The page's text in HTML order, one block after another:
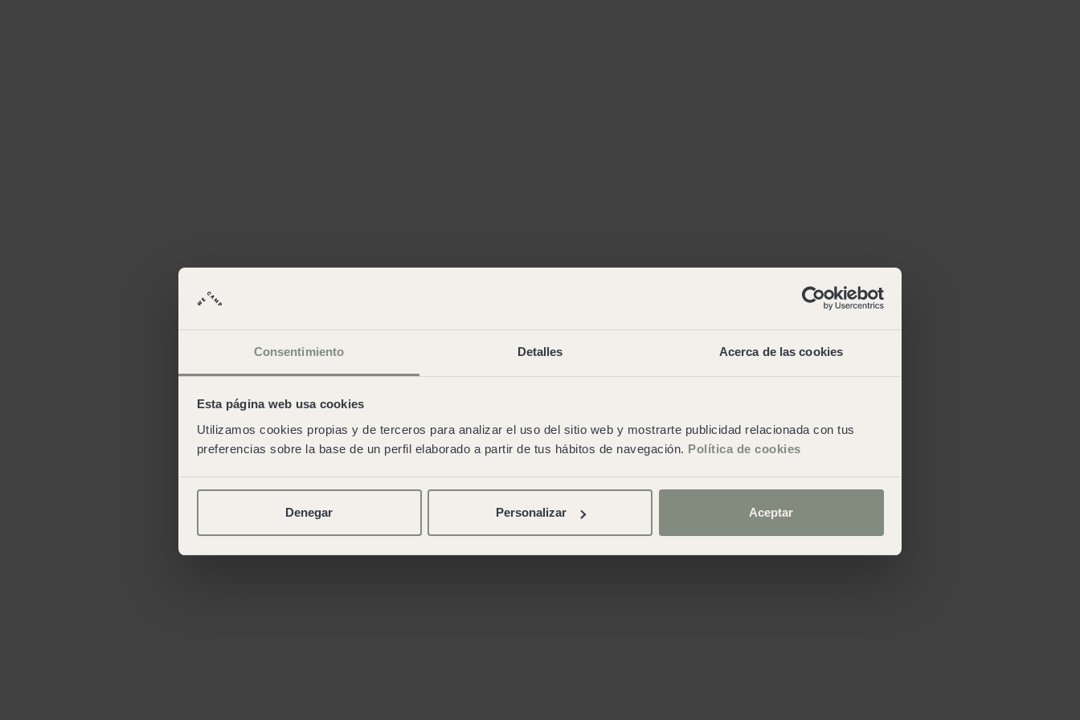
Consentimiento Detalles Acerca de las cookies
Esta página web usa cookies
Utilizamos cookies propias y de terceros para analizar el uso del sitio web y mostrarte publicidad relacionada con tus
preferencias sobre la base de un perfil elaborado a partir de tus hábitos de navegación. Política de cookies
Denegar Personalizar Aceptar